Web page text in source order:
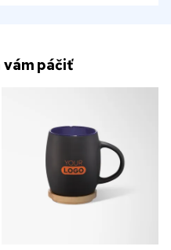
vám páčiť